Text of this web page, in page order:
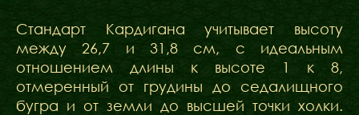
Стандарт Кардигана учитывает высоту
между 26,7 и 31,8 см, с идеальным
отношением длины к высоте 1 к 8,
отмеренный от грудины до седалищного
бугра и от земли до высшей точки холки.